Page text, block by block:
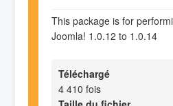
This package is for
Joomla! 1.0.12 to 1.0.14
Téléchargé
4 410 fois